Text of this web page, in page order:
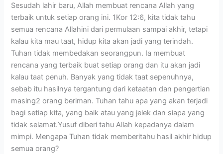
Sesudah lahir baru, Allah membuat rencana Allah yang
terbaik untuk setiap orang ini. 1Kor 12:6, kita tidak tahu
semua rencana Allahini dari permulaan sampai akhir, tetapi
kalau kita mau taat, hidup kita akan jadi yang terindah.
Tuhan tidak membedakan seorangpun. Ia membuat
rencana yang terbaik buat setiap orang dan itu akan jadi
kalau taat penuh. Banyak yang tidak taat sepenuhnya,
sebab itu hasilnya tergantung dari ketaatan dan pengertian
masing2 orang beriman. Tuhan tahu apa yang akan terjadi
bagi setiap kita, yang baik atau yang jelek dan siapa yang
tidak selamat.Yusuf diberi tahu Allah kepadanya dalam
mimpi. Mengapa Tuhan tidak memberitahu hasil akhir hidup
semua orang?